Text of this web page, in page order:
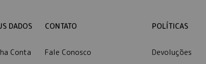
DADOS
Conta
CONTATO
Fale Conosco
POLÍTICAS
Devoluções